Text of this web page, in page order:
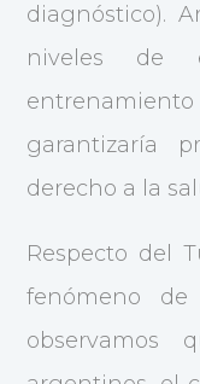
diagnóstico).
niveles de
garantizaría
derecho a la
Respecto del
fenómeno de
observamos